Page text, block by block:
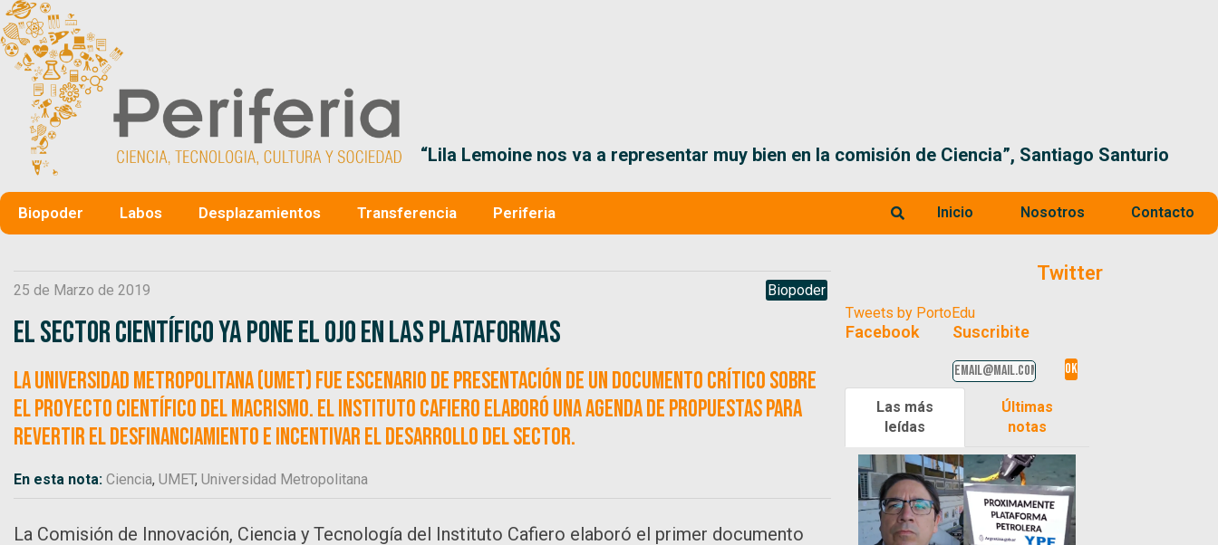
“Lila Lemoine nos va a representar muy bien en la comisión de Ciencia”, Santiago Santurio
Biopoder Labos Desplazamientos Transferencia Periferia Inicio Nosotros Contacto
25 de Marzo de 2019 Biopoder
El sector científico ya pone el ojo en las plataformas
La Universidad Metropolitana (UMET) fue escenario de presentación de un documento crítico sobre
el proyecto científico del macrismo. El Instituto Cafiero elaboró una agenda de propuestas para
revertir el desfinanciamiento e incentivar el desarrollo del sector.
En esta nota: Ciencia, UMET, Universidad Metropolitana
La Comisión de Innovación, Ciencia y Tecnología del Instituto Cafiero elaboró el primer documento
Twitter
Tweets by PortoEdu
Facebook Suscribite
Las más
leídas
Últimas
notas